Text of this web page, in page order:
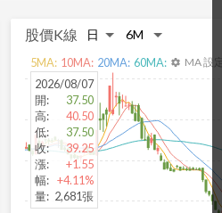
股價K線
2026/08/07
開:
37.50
高:
40.50
低:
37.50
收:
39.25
漲:
+1.55
幅: +4.11%
量: 2,681張
5MA: 10MA: 20MA: 60MA: settings MA 設定